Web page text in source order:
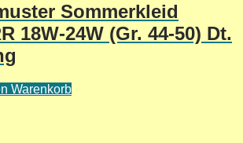
Sommerkleid
18W-24W (Gr. 44-50) Dt.
Warenkorb